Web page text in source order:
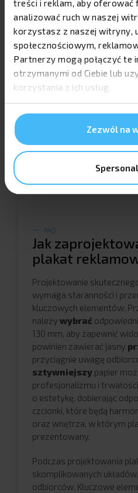
treści i reklam, aby oferować
analizować ruch w naszej
korzystasz z naszej witryny,
społecznościowym,
Partnerzy mogą połączyć te
otrzymanymi od Ciebie lub
korzystania z ich usług.
Zezwól na
edytowaćstrony
stronie. Zgoda na zmiany
co sprawia, że cały proces
przejrzysty.
Opinie klientów na temat
zazwyczaj pozytywne.
wysoką jakość usług oraz
szybko realizowane są
platformę idealnym
FAQ
Jak
plakat
Projektowanie
wymaga staranności i
kluczowych elementów.
należy wybrać
130 mm, aby zapewnić
powinien zawierać jasny
przyciągnie uwagę
sztywniejszy papier
profesjonalizmu i
o estetykę, dobierając
czcionki, które będą
oraz wnętrza, w którym
prezentowany.
Podczas projektowania
skomplikowanych
odbiorców. Kluczowe